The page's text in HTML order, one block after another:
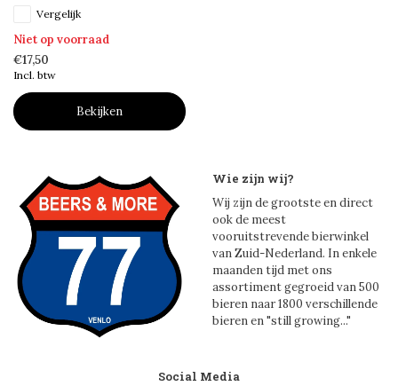
Vergelijk
Niet op voorraad
€17,50
Incl. btw
Bekijken
Wie zijn wij?
Wij zijn de grootste en direct
ook de meest
vooruitstrevende bierwinkel
van Zuid-Nederland. In enkele
maanden tijd met ons
assortiment gegroeid van 500
bieren naar 1800 verschillende
bieren en "still growing..."
Social Media